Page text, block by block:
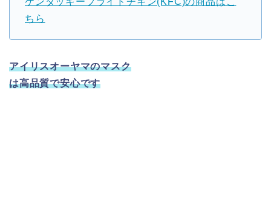
ちら
アイリスオーヤマのマスク
は高品質で安心です